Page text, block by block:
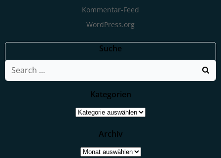
Kommentar-Feed
WordPress.org
Suche
Search
for:
Kategorien
Kategorien
Archiv
Archiv